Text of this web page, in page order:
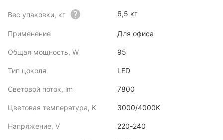
Вес упаковки, кг 6,5 кг
Применение Для офиса
Общая мощность, W 95
Тип цоколя LED
Световой поток, lm 7800
Цветовая температура, K 3000/4000K
Напряжение, V 220-240